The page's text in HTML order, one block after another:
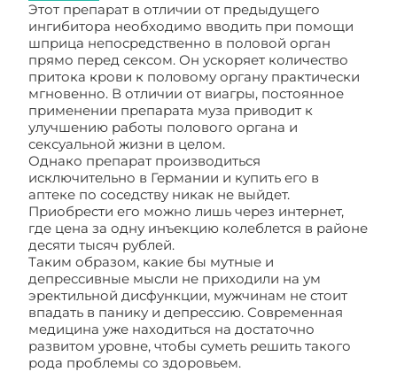
Этот препарат в отличии от предыдущего
ингибитора необходимо вводить при помощи
шприца непосредственно в половой орган
прямо перед сексом. Он ускоряет количество
притока крови к половому органу практически
мгновенно. В отличии от виагры, постоянное
применении препарата муза приводит к
улучшению работы полового органа и
сексуальной жизни в целом.
Однако препарат производиться
исключительно в Германии и купить его в
аптеке по соседству никак не выйдет.
Приобрести его можно лишь через интернет,
где цена за одну инъекцию колеблется в районе
десяти тысяч рублей.
Таким образом, какие бы мутные и
депрессивные мысли не приходили на ум
эректильной дисфункции, мужчинам не стоит
впадать в панику и депрессию. Современная
медицина уже находиться на достаточно
развитом уровне, чтобы суметь решить такого
рода проблемы со здоровьем.